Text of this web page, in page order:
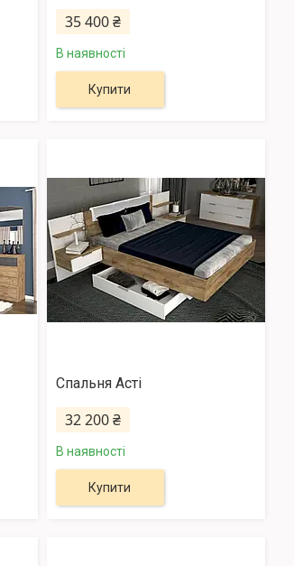
35 400 ₴
В наявності
Купити
Спальня Асті
32 200 ₴
В наявності
Купити